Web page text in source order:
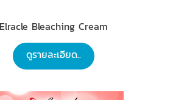
Elracle Bleaching Cream
ดูรายละเอียด..